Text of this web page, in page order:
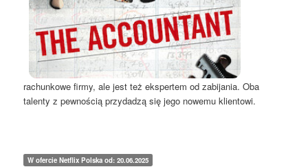
rachunkowe firmy, ale jest też ekspertem od zabijania. Oba
talenty z pewnością przydadzą się jego nowemu klientowi.
W ofercie Netflix Polska od: 20.06.2025